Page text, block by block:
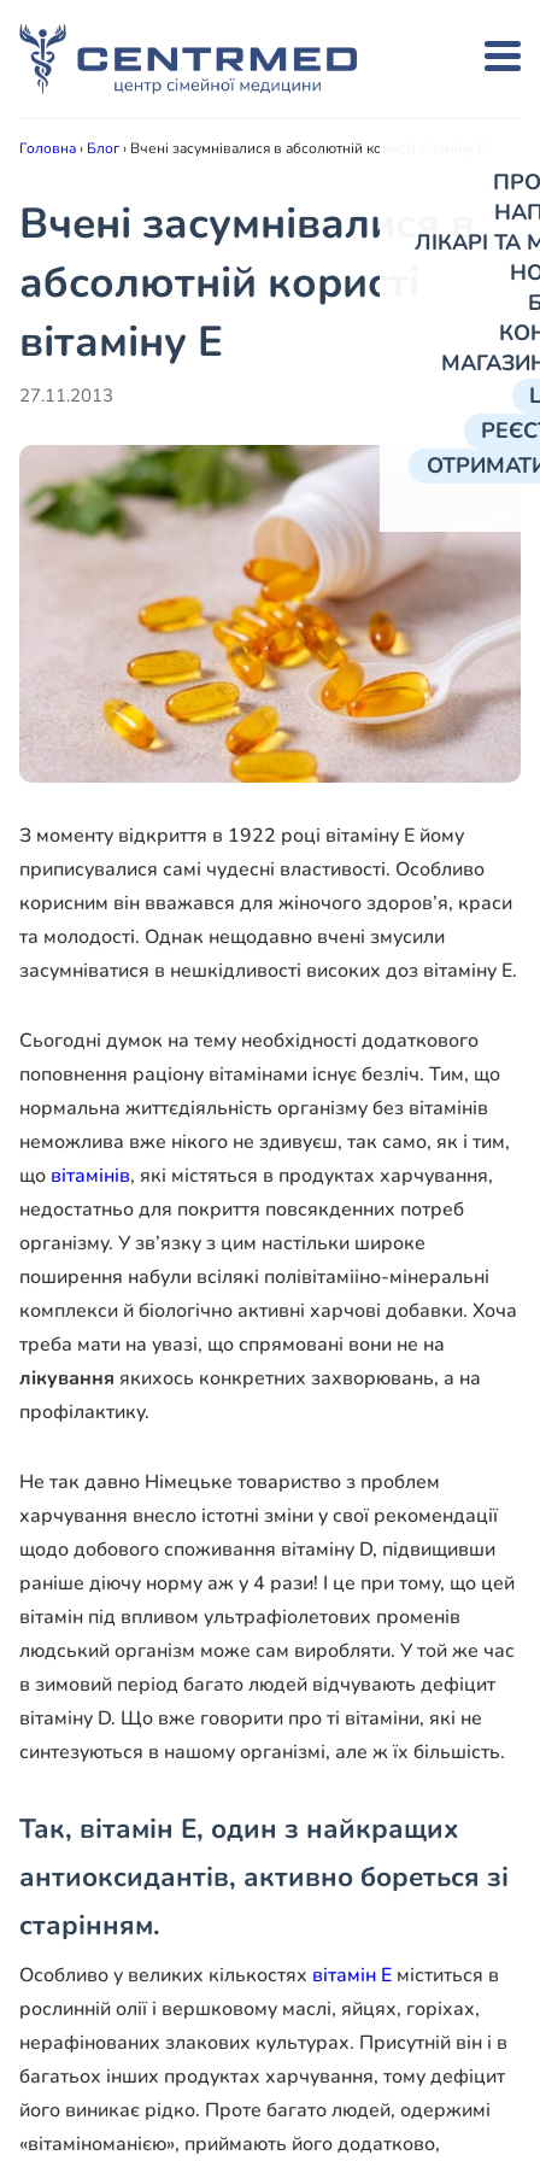
ЛІКАРІ
Головна› Блог› Вчені засумнівалися в абсолютній користі вітаміну Е
Вчені засумнівалися в
абсолютній користі
вітаміну Е
27.11.2013
З моменту відкриття в 1922 році вітаміну Е йому
приписувалися самі чудесні властивості. Особливо
корисним він вважався для жіночого здоров’я, краси
та молодості. Однак нещодавно вчені змусили
засумніватися в нешкідливості високих доз вітаміну Е.
Сьогодні думок на тему необхідності додаткового
поповнення раціону вітамінами існує безліч. Тим, що
нормальна життєдіяльність організму без вітамінів
неможлива вже нікого не здивуєш, так само, як і тим,
що вітамінів, які містяться в продуктах харчування,
недостатньо для покриття повсякденних потреб
організму. У зв’язку з цим настільки широке
поширення набули всілякі полівітамііно-мінеральні
комплекси й біологічно активні харчові добавки. Хоча
треба мати на увазі, що спрямовані вони не на
лікування якихось конкретних захворювань, а на
профілактику.
Не так давно Німецьке товариство з проблем
харчування внесло істотні зміни у свої рекомендації
щодо добового споживання вітаміну D, підвищивши
раніше діючу норму аж у 4 рази! І це при тому, що цей
вітамін під впливом ультрафіолетових променів
людський організм може сам виробляти. У той же час
в зимовий період багато людей відчувають дефіцит
вітаміну D. Що вже говорити про ті вітаміни, які не
синтезуються в нашому організмі, але ж їх більшість.
Так, вітамін Е, один з найкращих
антиоксидантів, активно бореться зі
старінням.
Особливо у великих кількостях вітамін Е міститься в
рослинній олії і вершковому маслі, яйцях, горіхах,
нерафінованих злакових культурах. Присутній він і в
багатьох інших продуктах харчування, тому дефіцит
його виникає рідко. Проте багато людей, одержимі
«вітаміноманією», приймають його додатково,